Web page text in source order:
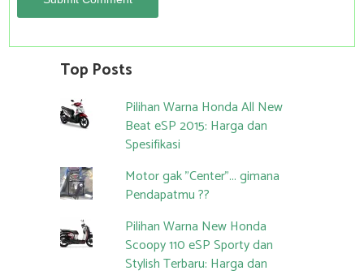
Top Posts
Pilihan Warna Honda All New
Beat eSP 2015: Harga dan
Spesifikasi
Motor gak "Center"... gimana
Pendapatmu ??
Pilihan Warna New Honda
Scoopy 110 eSP Sporty dan
Stylish Terbaru: Harga dan